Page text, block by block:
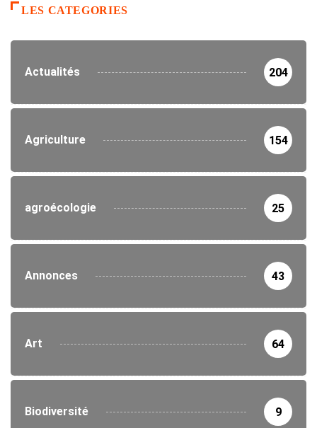
LES CATEGORIES
Actualités 204
Agriculture 154
agroécologie 25
Annonces 43
Art 64
Biodiversité 9